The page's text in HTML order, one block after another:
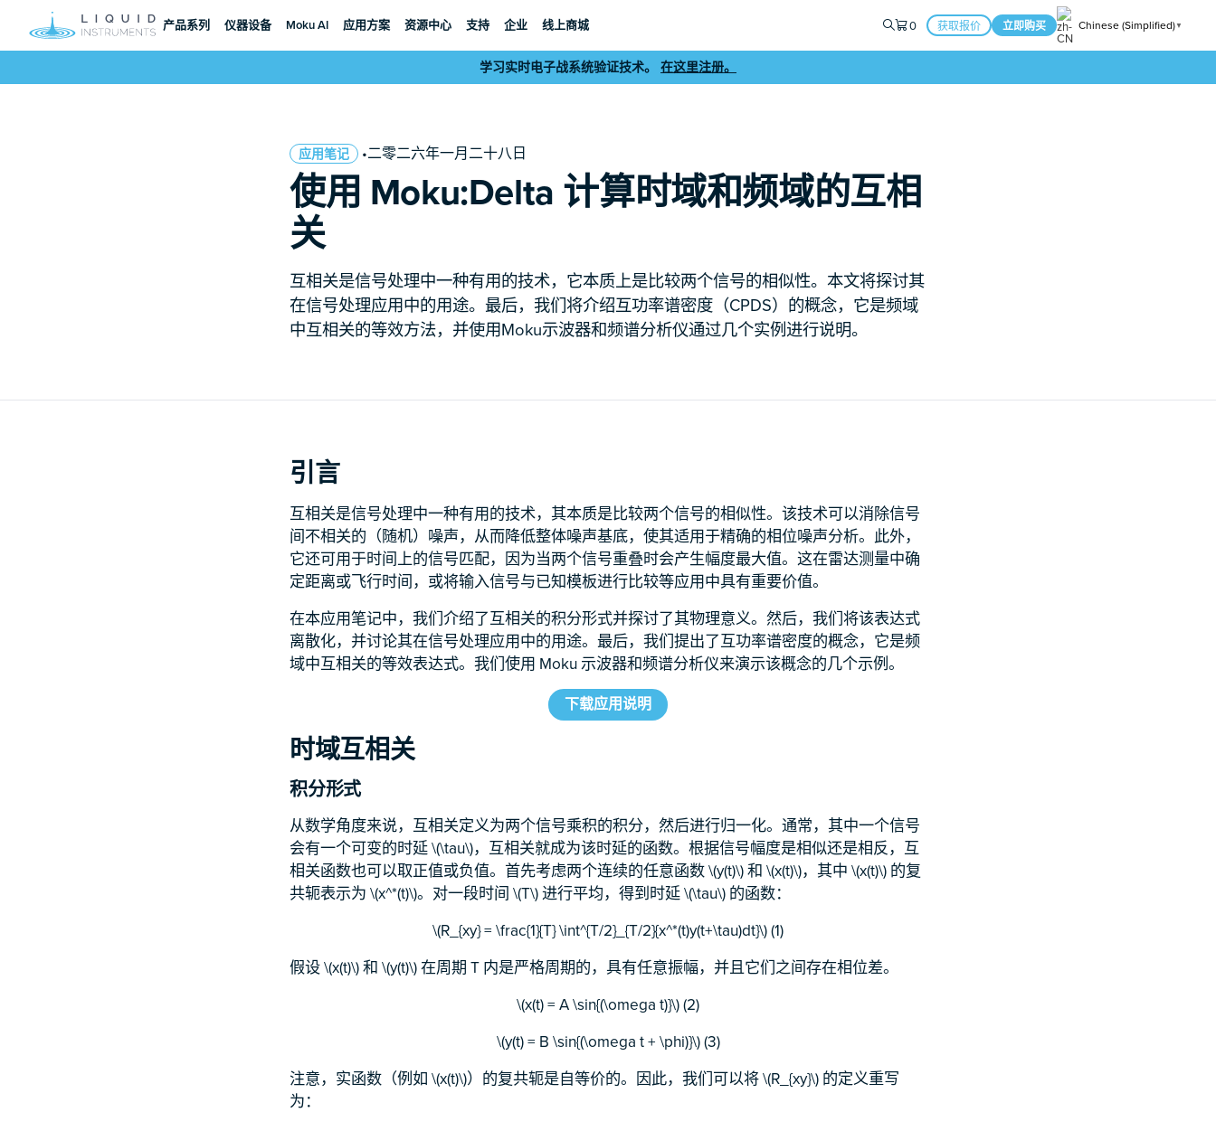
产品系列 仪器设备 Moku AI 应用方案 资源中心 支持 企业 线上商城 0 获取报价 立即购买 Chinese (Simplified)▼
学习实时电子战系统验证技术。 在这里注册。
应用笔记 •二零二六年一月二十八日
使用 Moku:Delta 计算时域和频域的互相
关
互相关是信号处理中一种有用的技术，它本质上是比较两个信号的相似性。本文将探讨其
在信号处理应用中的用途。最后，我们将介绍互功率谱密度（CPDS）的概念，它是频域
中互相关的等效方法，并使用Moku示波器和频谱分析仪通过几个实例进行说明。
引言
互相关是信号处理中一种有用的技术，其本质是比较两个信号的相似性。该技术可以消除信号
间不相关的（随机）噪声，从而降低整体噪声基底，使其适用于精确的相位噪声分析。此外，
它还可用于时间上的信号匹配，因为当两个信号重叠时会产生幅度最大值。这在雷达测量中确
定距离或飞行时间，或将输入信号与已知模板进行比较等应用中具有重要价值。
在本应用笔记中，我们介绍了互相关的积分形式并探讨了其物理意义。然后，我们将该表达式
离散化，并讨论其在信号处理应用中的用途。最后，我们提出了互功率谱密度的概念，它是频
域中互相关的等效表达式。我们使用 Moku 示波器和频谱分析仪来演示该概念的几个示例。
下载应用说明
时域互相关
积分形式
从数学角度来说，互相关定义为两个信号乘积的积分，然后进行归一化。通常，其中一个信号
会有一个可变的时延 \(\tau\)，互相关就成为该时延的函数。根据信号幅度是相似还是相反，互
相关函数也可以取正值或负值。首先考虑两个连续的任意函数 \(y(t)\) 和 \(x(t)\)，其中 \(x(t)\) 的复
共轭表示为 \(x^*(t)\)。对一段时间 \(T\) 进行平均，得到时延 \(\tau\) 的函数：
\(R_{xy} = \frac{1}{T} \int^{T/2}_{T/2}{x^*(t)y(t+\tau)dt}\) (1)
假设 \(x(t)\) 和 \(y(t)\) 在周期 T 内是严格周期的，具有任意振幅，并且它们之间存在相位差。
\(x(t) = A \sin{(\omega t)}\) (2)
\(y(t) = B \sin{(\omega t + \phi)}\) (3)
注意，实函数（例如 \(x(t)\)）的复共轭是自等价的。因此，我们可以将 \(R_{xy}\) 的定义重写
为：